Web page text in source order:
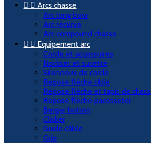
  Arcs chasse
Arc long bow
Arc recurve
Arc compound chasse
  Equipement arc
Corde et accessoires
Nockset et sucette
Silencieux de corde
Repose flèche cible
Repose flèche et tapis de
Repose flèche pacesseter
Berger button
Clicker
Guide câble
Grip